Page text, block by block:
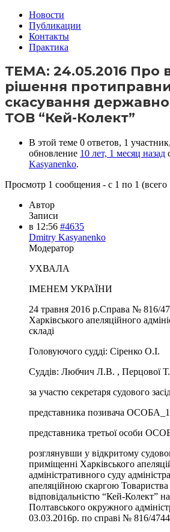
Новости
Публикации
Контакты
Практика
ТЕМА: 24.05.2016 Про
рішення
скасування
ТОВ “Кей-Колект”
В этой теме 0 ответов, 1
обновление 10 лет, 1 месяц назад
Kasyanenko.
Просмотр 1 сообщения - с 1 по 1 (всего
Автор
Записи
в 12:56 #4635
Dmitry Kasyanenko
Модератор
УХВАЛА
ІМЕНЕМ УКРАЇНИ
24 травня 2016 р.Справа № 816/
Харківського апеляційного
складі
Головуючого судді: Сіренко О.І.
Суддів: Любчич Л.В. , Перцової
за участю секретаря судового
представника позивача ОСОБА_1
представника третьої особи
розглянувши у відкритому
приміщенні Харківського
адміністративного суду
апеляційною скаргою
відповідальністю “Кей-Колект”
Полтавського окружного
03.03.2016р. по справі № 816/